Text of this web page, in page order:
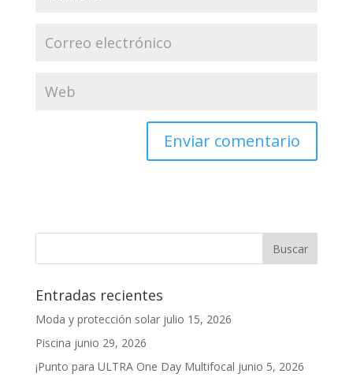
Entradas recientes
Moda y protección solar julio 15, 2026
Piscina junio 29, 2026
¡Punto para ULTRA One Day Multifocal junio 5, 2026